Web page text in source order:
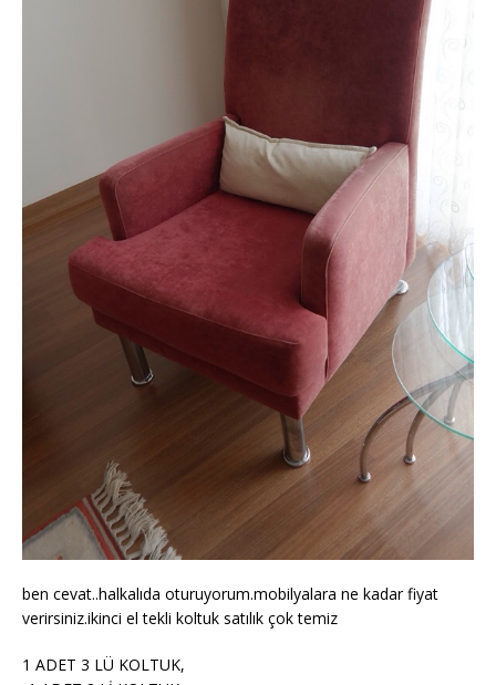
ben cevat..halkalıda oturuyorum.mobilyalara ne kadar fiyat
verirsiniz.ikinci el tekli koltuk satılık çok temiz
1 ADET 3 LÜ KOLTUK,